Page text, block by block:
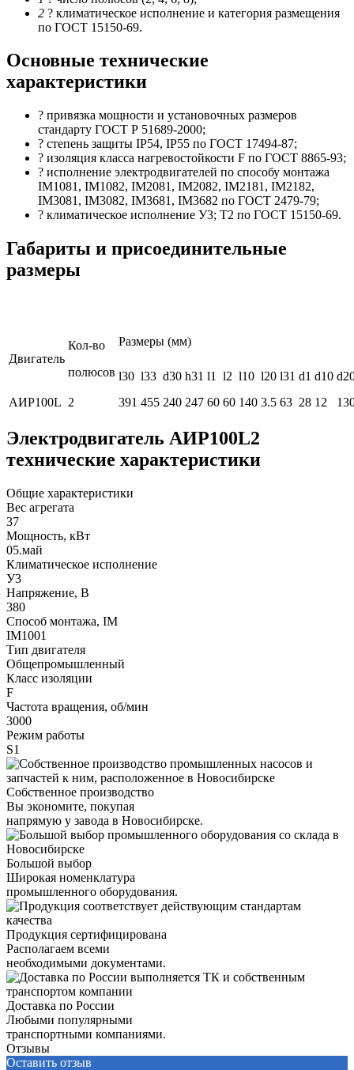
2 ? климатическое исполнение и категория размещения
по ГОСТ 15150-69.
Основные технические
характеристики
? привязка мощности и установочных размеров
стандарту ГОСТ Р 51689-2000;
? степень защиты IP54, IP55 по ГОСТ 17494-87;
? изоляция класса нагревостойкости F по ГОСТ 8865-93;
? исполнение электродвигателей по способу монтажа
IM1081, IM1082, IM2081, IM2082, IM2181, IM2182,
IM3081, IM3082, IM3681, IM3682 по ГОСТ 2479-79;
? климатическое исполнение У3; Т2 по ГОСТ 15150-69.
Габариты и присоединительные
размеры
Двигатель
Кол-во
полюсов
Размеры (мм)
l30 l33 d30 h31 l1 l2 l10 l20 l31 d1 d10
АИР100L 2 391 455 240 247 60 60 140 3.5 63 28 12
Электродвигатель АИР100L2
технические характеристики
Общие характеристики
Вес агрегата
37
Мощность, кВт
05.май
Климатическое исполнение
У3
Напряжение, В
380
Способ монтажа, IM
IM1001
Тип двигателя
Общепромышленный
Класс изоляции
F
Частота вращения, об/мин
3000
Режим работы
S1
Собственное производство
Вы экономите, покупая
напрямую у завода в Новосибирске.
Большой выбор
Широкая номенклатура
промышленного оборудования.
Продукция сертифицирована
Располагаем всеми
необходимыми документами.
Доставка по России
Любыми популярными
транспортными компаниями.
Отзывы
Оставить отзыв